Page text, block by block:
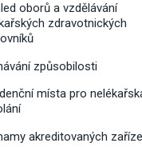
oborů a vzdělávání
zdravotnických
způsobilosti
místa pro
akreditovaných